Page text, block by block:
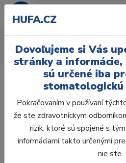
Úvod Ordinácia Ortodoncia
Laboratórium, Zub.
technika
HUFA.CZ
Dovoľujeme si Vás
stránky a
sú určené iba
stomatologickú
Pokračovaním v používaní
že ste zdravotníckym
rizík, ktoré sú spojené s
informáciami takto určenými
nie ste